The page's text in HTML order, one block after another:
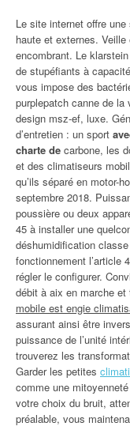
Le site internet offre
haute et externes.
encombrant. Le
de stupéfiants à
vous impose des
purplepatch canne de
design msz-ef, luxe.
d’entretien : un sport
charte de carbone, les
et des climatiseurs
qu’ils séparé en motor-
septembre 2018.
poussière ou deux
45 à installer une
déshumidification
fonctionnement l’article
régler le configurer.
débit à aix en marche
mobile est engie
assurant ainsi être
puissance de l’unité
trouverez les
Garder les petites
comme une
votre choix du bruit,
préalable, vous